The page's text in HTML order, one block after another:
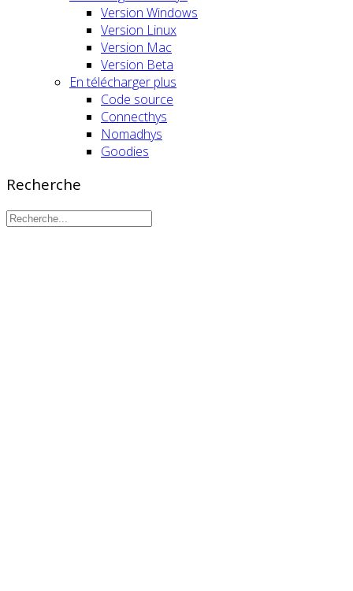
Version Windows
Version Linux
Version Mac
Version Beta
En télécharger plus
Code source
Connecthys
Nomadhys
Goodies
Recherche